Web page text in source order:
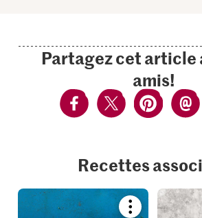
Partagez cet article
amis!
Recettes
Bookmark